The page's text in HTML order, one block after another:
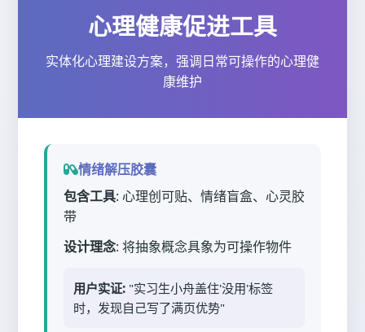
心理健康促进工具
实体化心理建设方案，强调日常可操作的心理健
康维护
情绪解压胶囊
包含工具: 心理创可贴、情绪盲盒、心灵胶
带
设计理念: 将抽象概念具象为可操作物件
用户实证: "实习生小舟盖住'没用'标签
时，发现自己写了满页优势"